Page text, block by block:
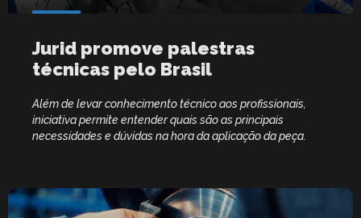
Jurid promove palestras
técnicas pelo Brasil
Além de levar conhecimento técnico aos profissionais,
iniciativa permite entender quais são as principais
necessidades e dúvidas na hora da aplicação da peça.